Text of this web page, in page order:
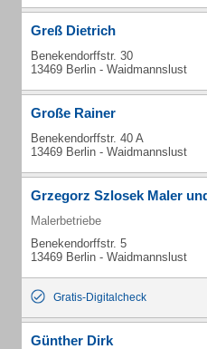
Greß Dietrich
Benekendorffstr. 30
13469 Berlin - Waidmannslust
Große Rainer
Benekendorffstr. 40 A
13469 Berlin - Waidmannslust
Grzegorz Szlosek Maler
Malerbetriebe
Benekendorffstr. 5
13469 Berlin - Waidmannslust
Gratis-Digitalcheck
Günther Dirk